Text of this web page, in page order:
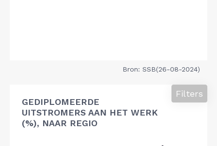
Bron: SSB(26-08-2024)
GEDIPLOMEERDE
UITSTROMERS AAN HET WERK
(%), NAAR REGIO
Filters